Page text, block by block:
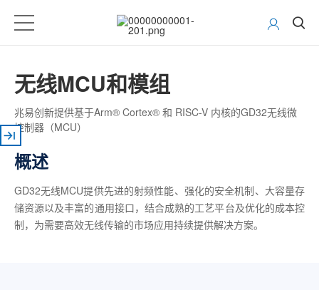
无线MCU和模组
兆易创新提供基于Arm® Cortex® 和 RISC-V 内核的GD32无线微
控制器（MCU）
概述
GD32无线MCU提供先进的射频性能、强化的安全机制、大容量存
储资源以及丰富的通用接口，结合成熟的工艺平台及优化的成本控
制，为需要高效无线传输的市场应用持续提供解决方案。